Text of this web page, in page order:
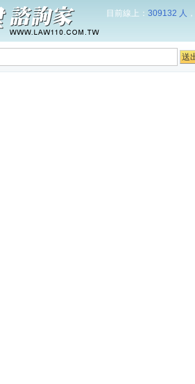
目前線上： 309132 人